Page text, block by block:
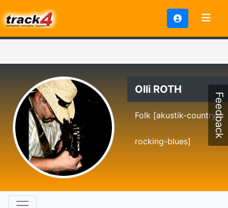
Olli ROTH
Folk [akustik-country-
rocking-blues]
Feedback